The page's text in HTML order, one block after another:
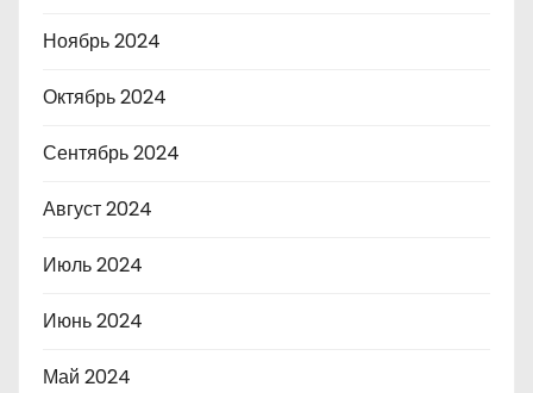
Ноябрь 2024
Октябрь 2024
Сентябрь 2024
Август 2024
Июль 2024
Июнь 2024
Май 2024